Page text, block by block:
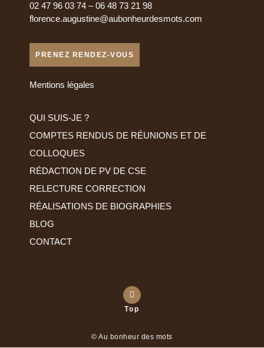
02 47 96 03 74 – 06 48 73 21 98
florence.augustine@aubonheurdesmots.com
PRENEZ RENDEZ-VOUS
Mentions légales
QUI SUIS-JE ?
COMPTES RENDUS DE RÉUNIONS ET DE
COLLOQUES
RÉDACTION DE PV DE CSE
RELECTURE CORRECTION
RÉALISATIONS DE BIOGRAPHIES
BLOG
CONTACT
Top
© Au bonheur des mots